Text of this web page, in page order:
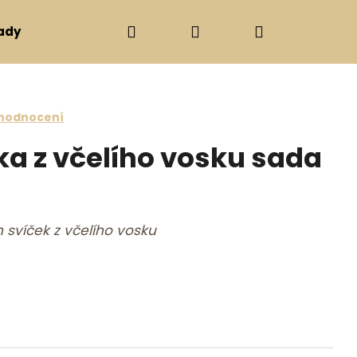
Ostatní Dárkové poukazy
Přihlášení
0,0 z 5 hvězdiček.
z včelího vosku sada
z včelího vosku